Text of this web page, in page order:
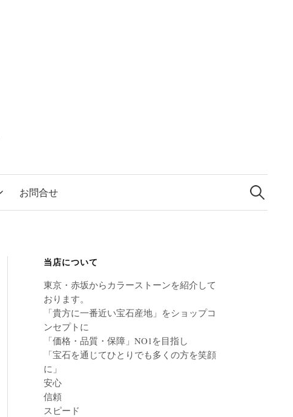
お問合せ
検
索:
当店について
東京・赤坂からカラーストーンを紹介して
おります。
「貴方に一番近い宝石産地」をショップコ
ンセプトに
「価格・品質・保障」NO1を目指し
「宝石を通じてひとりでも多くの方を笑顔
に」
安心
信頼
スピード